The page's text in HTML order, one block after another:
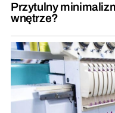
Przytulny
wnętrze?